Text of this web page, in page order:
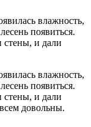
влажность,
появиться.
стены, и дали
влажность,
появиться.
стены, и дали
довольны.